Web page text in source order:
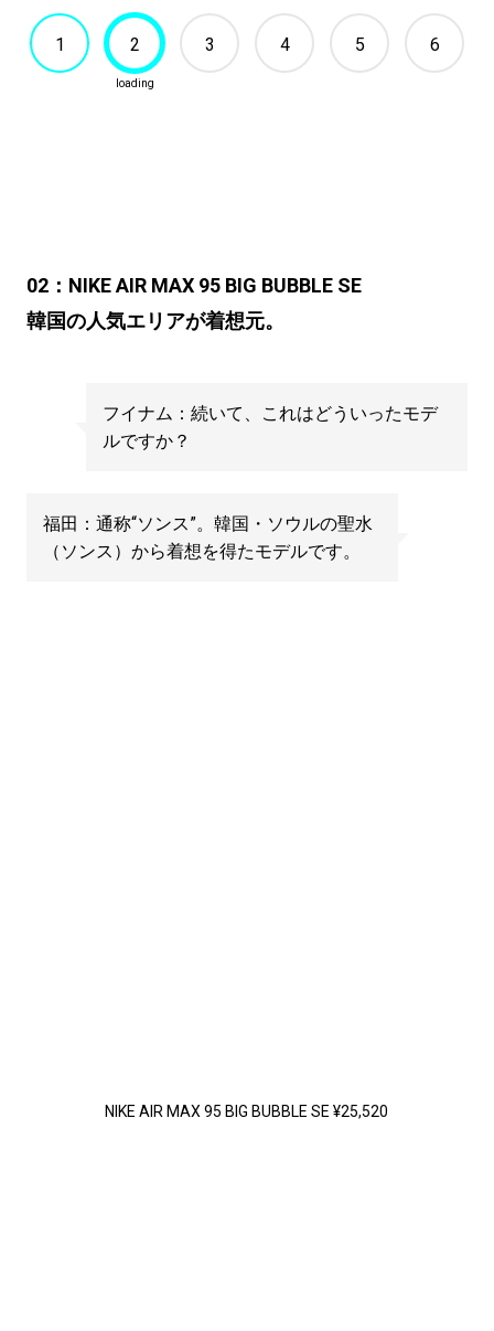
1 2 3 4 5 6
02：NIKE AIR MAX 95 BIG BUBBLE SE
韓国の人気エリアが着想元。
フイナム：続いて、これはどういったモデ
ルですか？
福田：通称“ソンス”。韓国・ソウルの聖水
（ソンス）から着想を得たモデルです。
NIKE AIR MAX 95 BIG BUBBLE SE ¥25,520